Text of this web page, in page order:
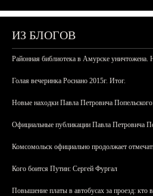
ИЗ БЛОГОВ
Районная библиотека в Амурске уничтожена.
Голая вечеринка Роснано 2015г. Итог.
Новые находки Павла Петровича
Официальные публикации Павла Петровича
Комсомольск официально продолжает
Кого боится Путин: Сергей Фургал
Повышение платы в автобусах за проезд: кто